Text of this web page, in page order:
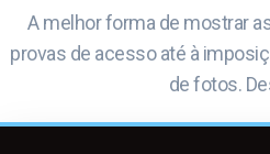
A melhor forma de mostrar
provas de acesso até à
de fotos.